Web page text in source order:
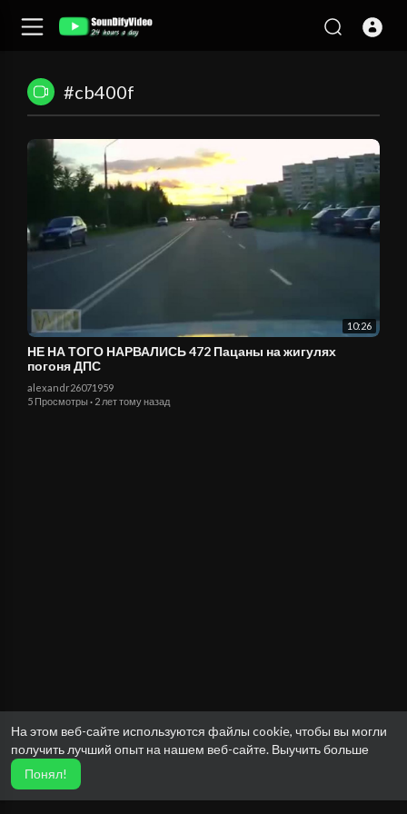
На этом веб-сайте используются файлы cookie, чтобы вы могли
получить лучший опыт на нашем веб-сайте. Выучить больше
Понял!
#cb400f
10:26
НЕ НА ТОГО НАРВАЛИСЬ 472 Пацаны на жигулях
погоня ДПС
alexandr26071959
5 Просмотры · 2 лет тому назад